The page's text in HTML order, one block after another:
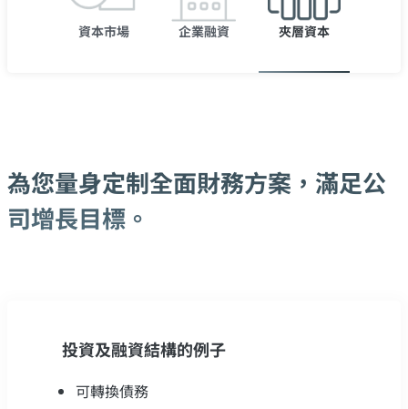
資本市場 企業融資 夾層資本
為您量身定制全面財務方案，滿足公
司增長目標。
投資及融資結構的例子
可轉換債務